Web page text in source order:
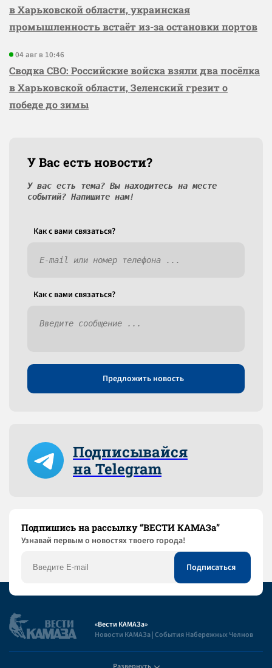
в Харьковской области, украинская
промышленность встаёт из-за остановки портов
04 авг в 10:46
Сводка СВО: Российские войска взяли два посёлка
в Харьковской области, Зеленский грезит о
победе до зимы
У Вас есть новости?
У вас есть тема? Вы находитесь на месте
событий? Напишите нам!
Как c вами связаться?
Как c вами связаться?
Предложить новость
Подписывайся
на Telegram
Подпишись на рассылку “ВЕСТИ КАМАЗа”
Узнaвай первым о новостях твоего города!
«Вести КАМАЗа»
Новости КАМАЗа | События Набережных Челнов